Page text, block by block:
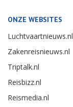
ONZE WEBSITES
Luchtvaartnieuws.nl
Zakenreisnieuws.nl
Triptalk.nl
Reisbizz.nl
Reismedia.nl